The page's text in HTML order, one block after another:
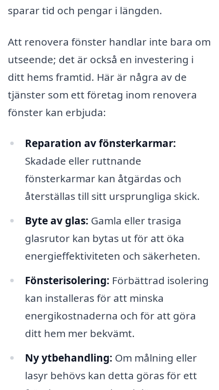
sparar tid och pengar i längden.
Att renovera fönster handlar inte bara om
utseende; det är också en investering i
ditt hems framtid. Här är några av de
tjänster som ett företag inom renovera
fönster kan erbjuda:
Reparation av fönsterkarmar:
Skadade eller ruttnande
fönsterkarmar kan åtgärdas och
återställas till sitt ursprungliga skick.
Byte av glas: Gamla eller trasiga
glasrutor kan bytas ut för att öka
energieffektiviteten och säkerheten.
Fönsterisolering: Förbättrad isolering
kan installeras för att minska
energikostnaderna och för att göra
ditt hem mer bekvämt.
Ny ytbehandling: Om målning eller
lasyr behövs kan detta göras för ett